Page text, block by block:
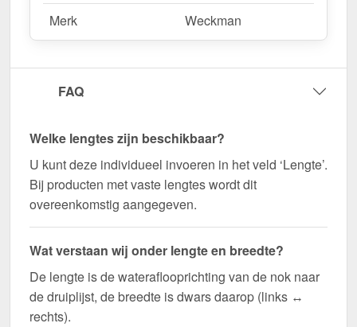
Merk
Weckman
FAQ
Welke lengtes zijn beschikbaar?
U kunt deze individueel invoeren in het veld ‘Lengte’.
Bij producten met vaste lengtes wordt dit
overeenkomstig aangegeven.
Wat verstaan wij onder lengte en breedte?
De lengte is de wateraflooprichting van de nok naar
de druiplijst, de breedte is dwars daarop (links ↔
rechts).